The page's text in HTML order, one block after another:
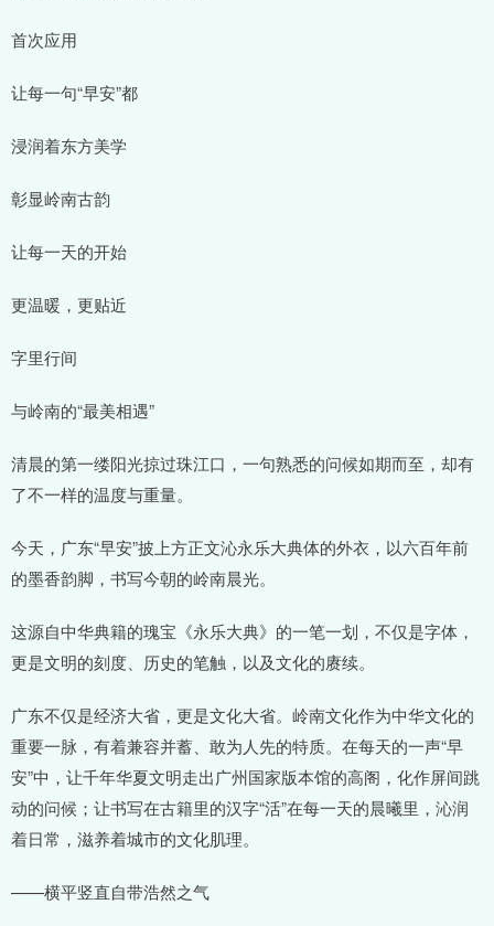
首次应用
让每一句“早安”都
浸润着东方美学
彰显岭南古韵
让每一天的开始
更温暖，更贴近
字里行间
与岭南的“最美相遇”
清晨的第一缕阳光掠过珠江口，一句熟悉的问候如期而至，却有
了不一样的温度与重量。
今天，广东“早安”披上方正文沁永乐大典体的外衣，以六百年前
的墨香韵脚，书写今朝的岭南晨光。
这源自中华典籍的瑰宝《永乐大典》的一笔一划，不仅是字体，
更是文明的刻度、历史的笔触，以及文化的赓续。
广东不仅是经济大省，更是文化大省。岭南文化作为中华文化的
重要一脉，有着兼容并蓄、敢为人先的特质。在每天的一声“早
安”中，让千年华夏文明走出广州国家版本馆的高阁，化作屏间跳
动的问候；让书写在古籍里的汉字“活”在每一天的晨曦里，沁润
着日常，滋养着城市的文化肌理。
——横平竖直自带浩然之气